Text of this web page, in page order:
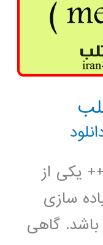
زبان برنامه نویسی C و C++ یکی از
سازی
گاهی